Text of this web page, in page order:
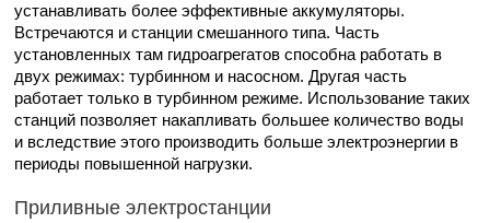
устанавливать более эффективные аккумуляторы.
Встречаются и станции смешанного типа. Часть
установленных там гидроагрегатов способна работать в
двух режимах: турбинном и насосном. Другая часть
работает только в турбинном режиме. Использование таких
станций позволяет накапливать большее количество воды
и вследствие этого производить больше электроэнергии в
периоды повышенной нагрузки.
Приливные электростанции